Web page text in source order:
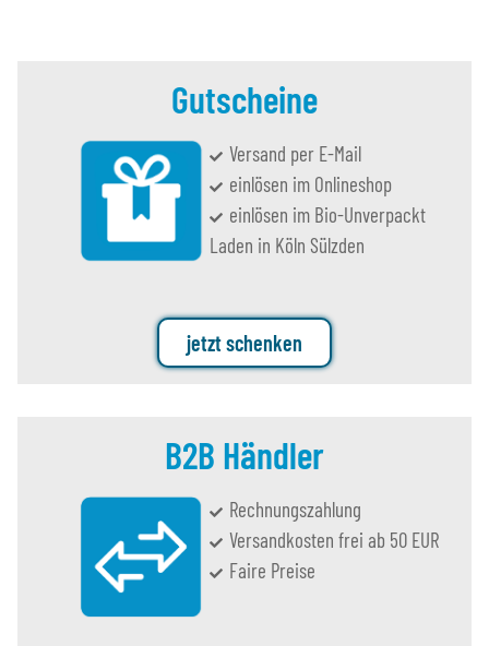
Gutscheine
Versand per E-Mail
einlösen im Onlineshop
einlösen im Bio-Unverpackt
Laden in Köln Sülzden
jetzt schenken
B2B Händler
Rechnungszahlung
Versandkosten frei ab 50 EUR
Faire Preise